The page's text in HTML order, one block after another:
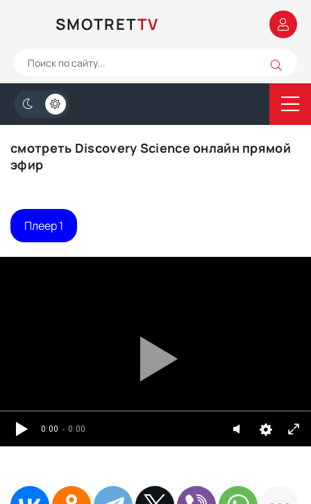
SMOTRETTV
смотреть Discovery Science онлайн прямой
эфир
Плеер 1
0:00 - 0:00